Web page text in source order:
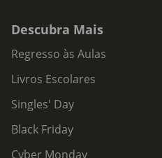
Descubra Mais
Regresso às Aulas
Livros Escolares
Singles' Day
Black Friday
Cyber Monday